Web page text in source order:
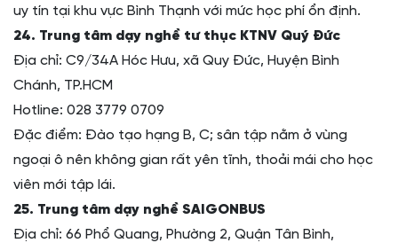
uy tín tại khu vực Bình Thạnh với mức học phí ổn định.
24. Trung tâm dạy nghề tư thục KTNV Quý Đức
Địa chỉ: C9/34A Hóc Hưu, xã Quy Đức, Huyện Bình
Chánh, TP.HCM
Hotline: 028 3779 0709
Đặc điểm: Đào tạo hạng B, C; sân tập nằm ở vùng
ngoại ô nên không gian rất yên tĩnh, thoải mái cho học
viên mới tập lái.
25. Trung tâm dạy nghề SAIGONBUS
Địa chỉ: 66 Phổ Quang, Phường 2, Quận Tân Bình,